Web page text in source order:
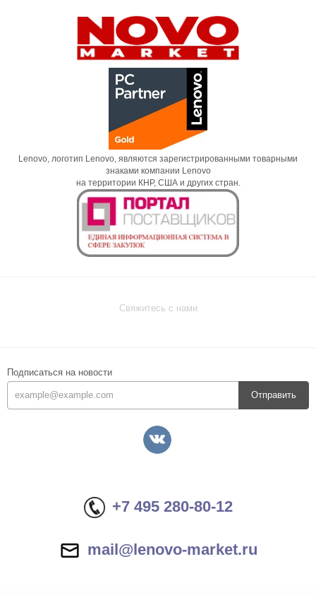
Lenovo, логотип Lenovo, являются зарегистрированными товарными
знаками компании Lenovo
на территории КНР, США и других стран.
Свяжитесь с нами
Подписаться на новости
Отправить
+7 495 280-80-12
mail@lenovo-market.ru